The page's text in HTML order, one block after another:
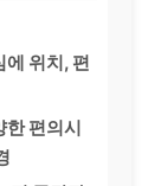
에 위치, 편
한 편의시